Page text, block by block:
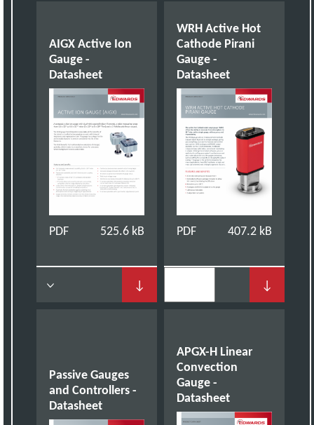
AIGX Active Ion
Gauge -
Datasheet
PDF 525.6 kB
↓
WRH Active Hot
Cathode Pirani
Gauge -
Datasheet
PDF 407.2 kB
↓
Passive Gauges
and Controllers -
Datasheet
APGX-H Linear
Convection
Gauge -
Datasheet